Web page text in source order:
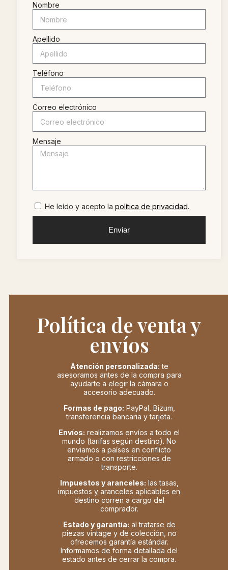
Nombre
Apellido
Teléfono
Correo electrónico
Mensaje
He leído y acepto la política de privacidad.
Enviar
Política de venta y
envíos
Atención personalizada: te
asesoramos antes de la compra para
ayudarte a elegir la cámara o
accesorio adecuado.
Formas de pago: PayPal, Bizum,
transferencia bancaria y tarjeta.
Envíos: realizamos envíos a todo el
mundo (tarifas según destino). No
enviamos a países en conflicto
armado o con restricciones de
transporte.
Impuestos y aranceles: las tasas,
impuestos y aranceles aplicables en
destino corren a cargo del
comprador.
Estado y garantía: al tratarse de
piezas vintage y de colección, no
ofrecemos garantía estándar.
Informamos de forma detallada del
estado antes de cerrar la compra.